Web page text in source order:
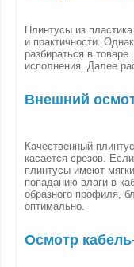
Плинтусы из
и практичности.
разбираться в
исполнения. Далее
Внешний
Качественный
касается срезов.
плинтусы имеют
попаданию влаги в
образного профиля,
оптимально.
Осмотр